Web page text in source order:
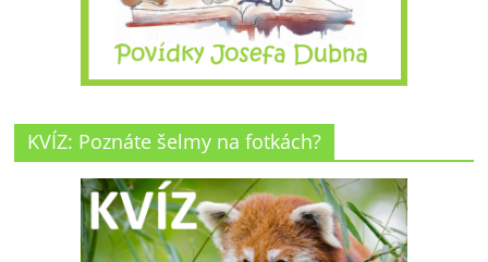
KVÍZ: Poznáte šelmy na fotkách?